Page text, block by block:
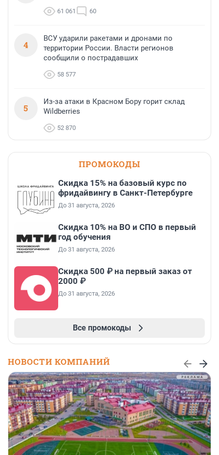
61 061 60
4
ВСУ ударили ракетами и дронами по
территории России. Власти регионов
сообщили о пострадавших
58 577
5
Из-за атаки в Красном Бору горит склад
Wildberries
52 870
ПРОМОКОДЫ
Скидка 15% на базовый курс по
фридайвингу в Санкт-Петербурге
До 31 августа, 2026
Скидка 10% на ВО и СПО в первый
год обучения
До 31 августа, 2026
Скидка 500 ₽ на первый заказ от
2000 ₽
До 31 августа, 2026
Все промокоды
НОВОСТИ КОМПАНИЙ